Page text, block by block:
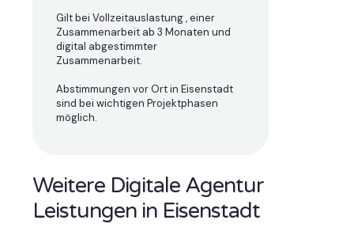
Gilt bei Vollzeitauslastung , einer
Zusammenarbeit ab 3 Monaten und
digital abgestimmter
Zusammenarbeit.
Abstimmungen vor Ort in Eisenstadt
sind bei wichtigen Projektphasen
möglich.
Weitere Digitale Agentur
Leistungen in Eisenstadt